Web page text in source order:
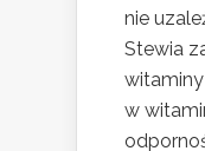
nie
Stewia
witaminy
w